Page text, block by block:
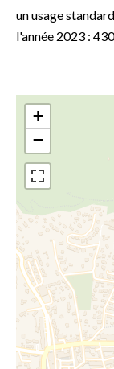
un usage
l'année 2023 :
+
−